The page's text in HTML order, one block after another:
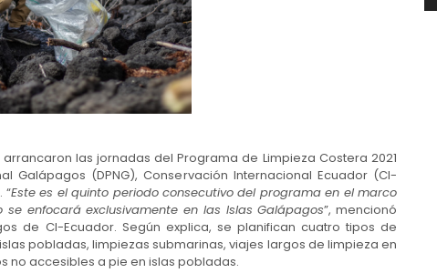
las jornadas del Programa de Limpieza Costera 2021
Galápagos (DPNG), Conservación Internacional Ecuador (CI-
“Este es el quinto periodo consecutivo del programa en el marco
enfocará exclusivamente en las Islas Galápagos”, mencionó
de CI-Ecuador. Según explica, se planifican cuatro tipos de
pobladas, limpiezas submarinas, viajes largos de limpieza en
no accesibles a pie en islas pobladas.